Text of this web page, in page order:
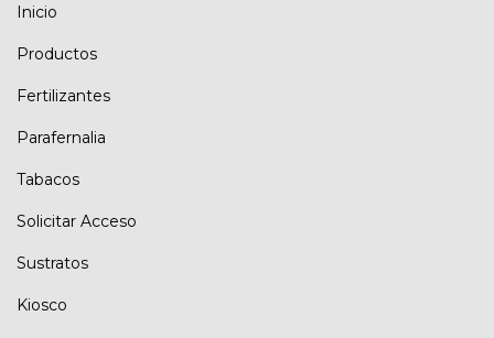
Inicio
Productos
Fertilizantes
Parafernalia
Tabacos
Solicitar Acceso
Sustratos
Kiosco